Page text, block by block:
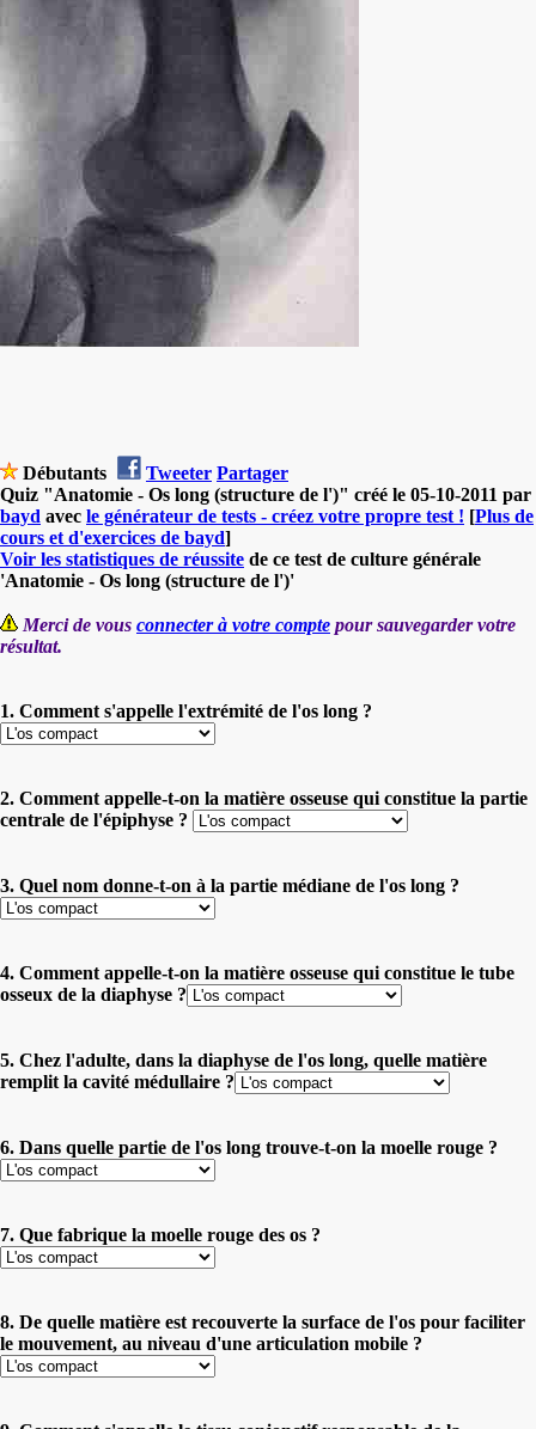
Débutants Tweeter Partager
Quiz "Anatomie - Os long (structure de l')" créé le 05-10-2011 par
bayd avec le générateur de tests - créez votre propre test ! [Plus de
cours et d'exercices de bayd]
Voir les statistiques de réussite de ce test de culture générale
'Anatomie - Os long (structure de l')'
Merci de vous connecter à votre compte pour sauvegarder votre
résultat.
1. Comment s'appelle l'extrémité de l'os long ?
2. Comment appelle-t-on la matière osseuse qui constitue la partie
centrale de l'épiphyse ?
3. Quel nom donne-t-on à la partie médiane de l'os long ?
4. Comment appelle-t-on la matière osseuse qui constitue le tube
osseux de la diaphyse ?
5. Chez l'adulte, dans la diaphyse de l'os long, quelle matière
remplit la cavité médullaire ?
6. Dans quelle partie de l'os long trouve-t-on la moelle rouge ?
7. Que fabrique la moelle rouge des os ?
8. De quelle matière est recouverte la surface de l'os pour faciliter
le mouvement, au niveau d'une articulation mobile ?